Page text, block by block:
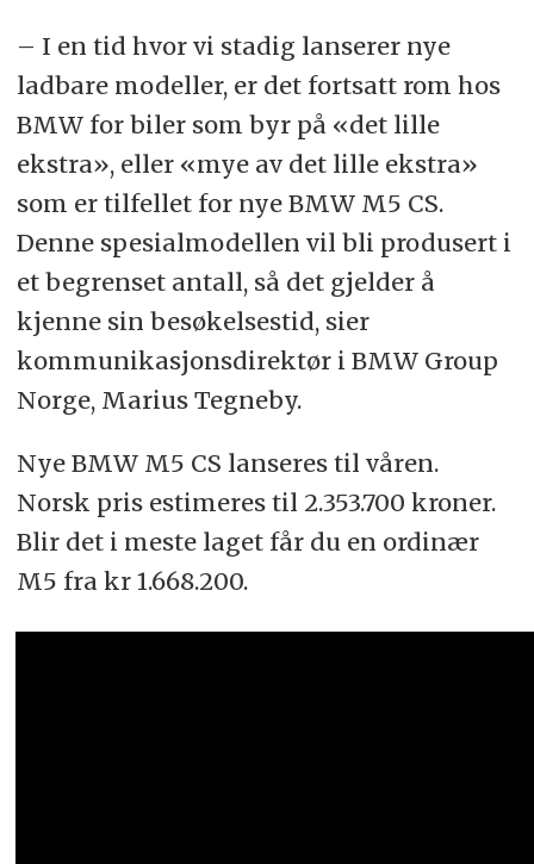
– I en tid hvor vi stadig lanserer nye
ladbare modeller, er det fortsatt rom hos
BMW for biler som byr på «det lille
ekstra», eller «mye av det lille ekstra»
som er tilfellet for nye BMW M5 CS.
Denne spesialmodellen vil bli produsert i
et begrenset antall, så det gjelder å
kjenne sin besøkelsestid, sier
kommunikasjonsdirektør i BMW Group
Norge, Marius Tegneby.
Nye BMW M5 CS lanseres til våren.
Norsk pris estimeres til 2.353.700 kroner.
Blir det i meste laget får du en ordinær
M5 fra kr 1.668.200.